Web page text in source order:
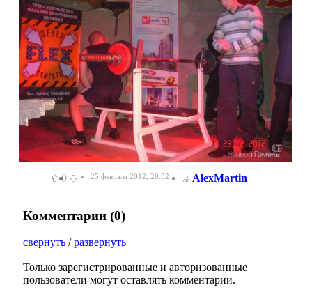
0 25 февраля 2012, 20:32 AlexMartin
Комментарии (0)
свернуть /развернуть
Только зарегистрированные и авторизованные
пользователи могут оставлять комментарии.